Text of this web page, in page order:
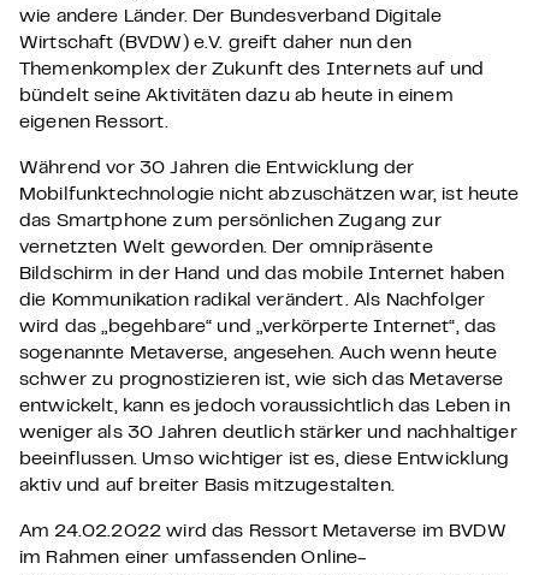
wie andere Länder. Der Bundesverband Digitale
Wirtschaft (BVDW) e.V. greift daher nun den
Themenkomplex der Zukunft des Internets auf und
bündelt seine Aktivitäten dazu ab heute in einem
eigenen Ressort.
Während vor 30 Jahren die Entwicklung der
Mobilfunktechnologie nicht abzuschätzen war, ist heute
das Smartphone zum persönlichen Zugang zur
vernetzten Welt geworden. Der omnipräsente
Bildschirm in der Hand und das mobile Internet haben
die Kommunikation radikal verändert. Als Nachfolger
wird das „begehbare“ und „verkörperte Internet“, das
sogenannte Metaverse, angesehen. Auch wenn heute
schwer zu prognostizieren ist, wie sich das Metaverse
entwickelt, kann es jedoch voraussichtlich das Leben in
weniger als 30 Jahren deutlich stärker und nachhaltiger
beeinflussen. Umso wichtiger ist es, diese Entwicklung
aktiv und auf breiter Basis mitzugestalten.
Am 24.02.2022 wird das Ressort Metaverse im BVDW
im Rahmen einer umfassenden Online-